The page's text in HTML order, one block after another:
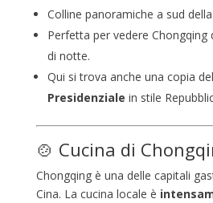
Colline panoramiche a sud
Perfetta per vedere Chongqing
di notte.
Qui si trova anche una copia
Presidenziale in stile
🍲 Cucina di
Chongqing è una delle capitali
Cina. La cucina locale è